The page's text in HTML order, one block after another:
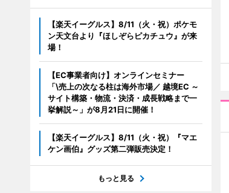
【楽天イーグルス】8/11（火・祝）ポケモ
ン天文台より『ほしぞらピカチュウ』が来
場！
【EC事業者向け】オンラインセミナー
「\売上の次なる柱は海外市場／ 越境EC ～
サイト構築・物流・決済・成長戦略まで一
挙解説～」が8月21日に開催！
【楽天イーグルス】8/11（火・祝）『マエ
ケン画伯』グッズ第二弾販売決定！
もっと見る